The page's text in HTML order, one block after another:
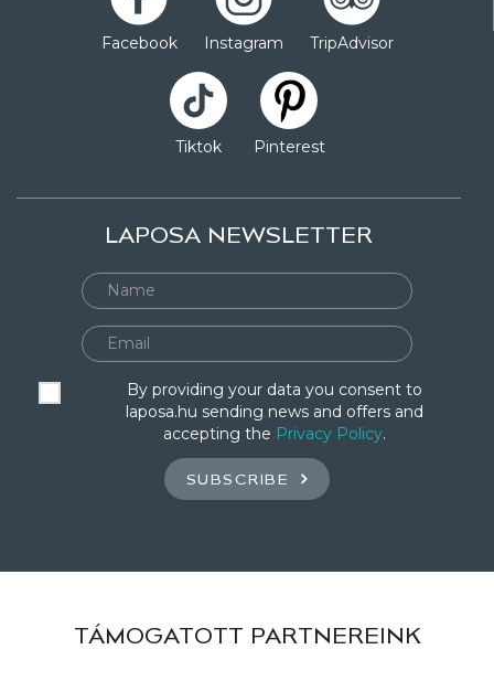
Facebook Instagram TripAdvisor
Tiktok Pinterest
LAPOSA NEWSLETTER
By providing your data you consent to
laposa.hu sending news and offers and
accepting the Privacy Policy.
SUBSCRIBE
TÁMOGATOTT PARTNEREINK